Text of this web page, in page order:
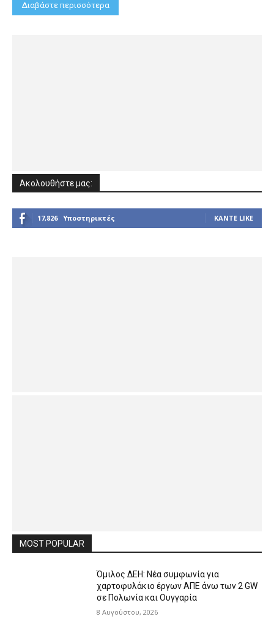
Διαβάστε περισσότερα
Ακολουθήστε μας:
17,826 Υποστηρικτές ΚΆΝΤΕ LIKE
MOST POPULAR
Όμιλος ΔΕΗ: Νέα συμφωνία για
χαρτοφυλάκιο έργων ΑΠΕ άνω των 2 GW
σε Πολωνία και Ουγγαρία
8 Αυγούστου, 2026